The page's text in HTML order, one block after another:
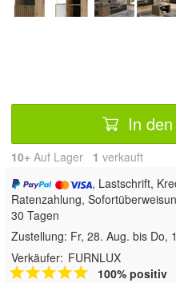
In
10+ Auf Lager 1 verkauft
, Lastschrift,
Ratenzahlung,
30 Tagen
Zustellung: Fr, 28. Aug. bis Do,
Verkäufer: FURNLUX
100% positiv